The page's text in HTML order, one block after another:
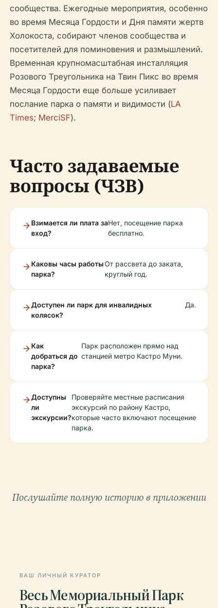
сообщества. Ежегодные мероприятия, особенно
во время Месяца Гордости и Дня памяти жертв
Холокоста, собирают членов сообщества и
посетителей для поминовения и размышлений.
Временная крупномасштабная инсталляция
Розового Треугольника на Твин Пикс во время
Месяца Гордости еще больше усиливает
послание парка о памяти и видимости (LA
Times; MerciSF).
Часто задаваемые
вопросы (ЧЗВ)
Взимается ли плата за
вход?
Нет, посещение парка
бесплатно.
Каковы часы работы
парка?
От рассвета до заката,
круглый год.
Доступен ли парк для инвалидных
колясок?
Да.
Как
добраться до
парка?
Парк расположен прямо над
станцией метро Кастро Муни.
Доступны
ли
экскурсии?
Проверяйте местные расписания
экскурсий по району Кастро,
которые часто включают посещение
парка.
Послушайте полную историю в приложении
ВАШ ЛИЧНЫЙ КУРАТОР
Весь Мемориальный Парк